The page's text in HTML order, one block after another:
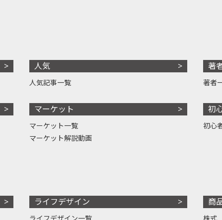
人気
人気記事一覧
マーケット
マーケット一覧
マーケット解説動画
著
著者
初
初心
ライフデザイン 商